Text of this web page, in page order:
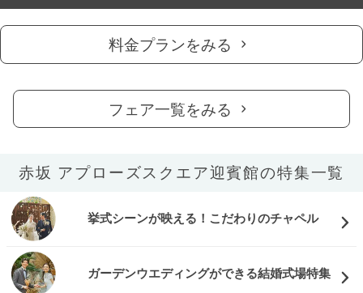
料金プランをみる
フェア一覧をみる
赤坂 アプローズスクエア迎賓館の特集一覧
挙式シーンが映える！こだわりのチャペル
ガーデンウエディングができる結婚式場特集